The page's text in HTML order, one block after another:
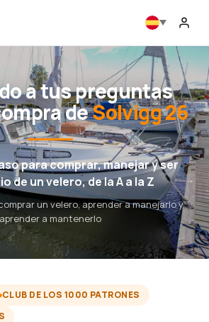
a tus preguntas
deSolvigg 26
para comprar, manejar y ser
de un velero, de la A a la Z
un velero, aprender a manejarlo y
aprender a mantenerlo
CLUB DE LOS 1000 PATRONES